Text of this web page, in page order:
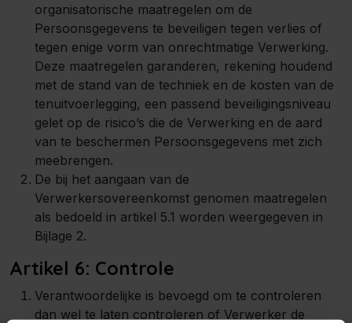
organisatorische maatregelen om de
Persoonsgegevens te beveiligen tegen verlies of
tegen enige vorm van onrechtmatige Verwerking.
Deze maatregelen garanderen, rekening houdend
met de stand van de techniek en de kosten van de
tenuitvoerlegging, een passend beveiligingsniveau
gelet op de risico’s die de Verwerking en de aard
van te beschermen Persoonsgegevens met zich
meebrengen.
De bij het aangaan van de
Verwerkersovereenkomst genomen maatregelen
als bedoeld in artikel 5.1 worden weergegeven in
Bijlage 2.
Artikel 6: Controle
Verantwoordelijke is bevoegd om te controleren
dan wel te laten controleren of Verwerker de